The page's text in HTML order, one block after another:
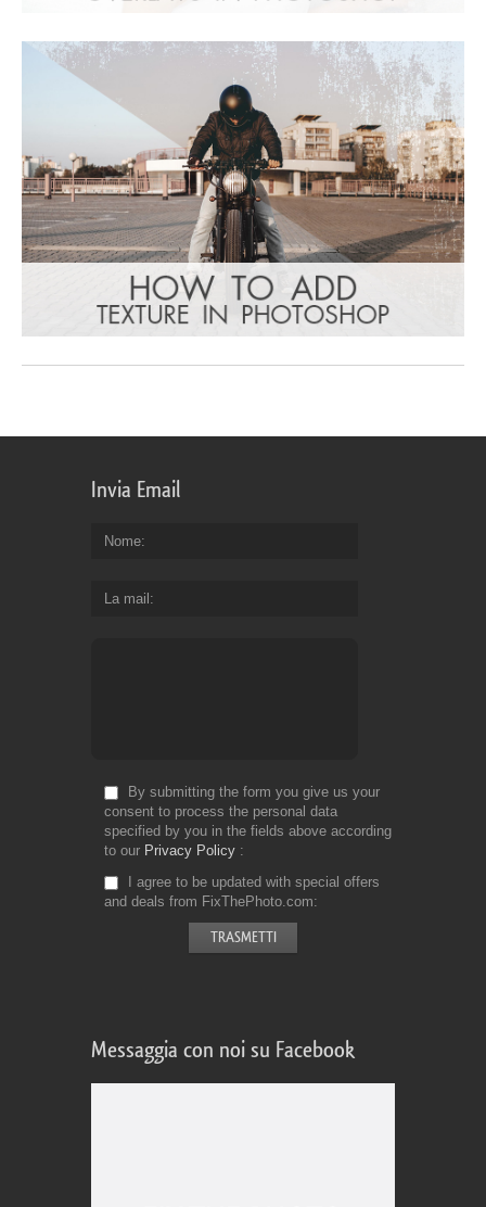
Invia Email
Nome
La mail
By submitting the form you give us your
consent to process the personal data
specified by you in the fields above according
to our Privacy Policy
I agree to be updated with special offers
and deals from FixThePhoto.com
Messaggia con noi su Facebook